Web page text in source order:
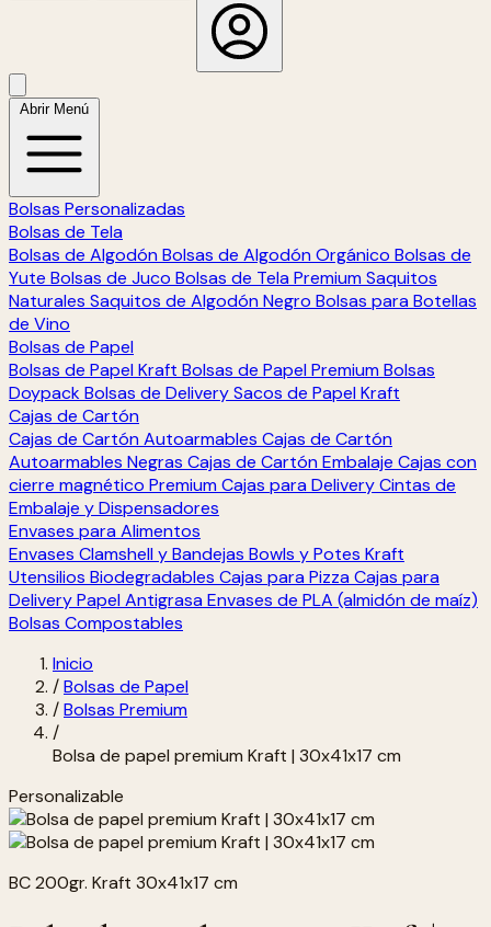
Abrir Menú
Bolsas Personalizadas
Bolsas de Tela
Bolsas de Algodón Bolsas de Algodón Orgánico Bolsas de
Yute Bolsas de Juco Bolsas de Tela Premium Saquitos
Naturales Saquitos de Algodón Negro Bolsas para Botellas
de Vino
Bolsas de Papel
Bolsas de Papel Kraft Bolsas de Papel Premium Bolsas
DoypackBolsas de DeliverySacos de Papel Kraft
Cajas de Cartón
Cajas de Cartón Autoarmables Cajas de Cartón
Autoarmables Negras Cajas de Cartón Embalaje Cajas con
cierre magnético Premium Cajas para DeliveryCintas de
Embalaje y Dispensadores
Envases para Alimentos
Envases Clamshell y Bandejas Bowls y Potes Kraft
Utensilios Biodegradables Cajas para Pizza Cajas para
DeliveryPapel Antigrasa Envases de PLA (almidón de maíz)
Bolsas Compostables
Inicio
/Bolsas de Papel
/Bolsas Premium
/
Bolsa de papel premium Kraft | 30x41x17 cm
Personalizable
BC 200gr. Kraft 30x41x17 cm